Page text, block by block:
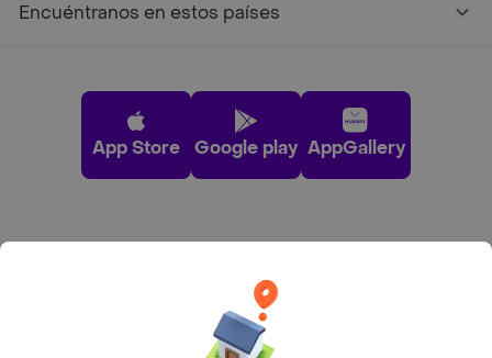
Encuéntranos en estos países
App Store Google play AppGallery